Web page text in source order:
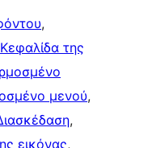
Κεφαλίδα της
μενού
εικόνας